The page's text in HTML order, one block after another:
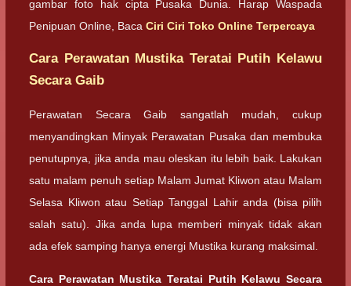
gambar foto hak cipta Pusaka Dunia. Harap Waspada
Penipuan Online, Baca Ciri Ciri Toko Online Terpercaya
Cara Perawatan Mustika Teratai Putih Kelawu
Secara Gaib
Perawatan Secara Gaib sangatlah mudah, cukup
menyandingkan Minyak Perawatan Pusaka dan membuka
penutupnya, jika anda mau oleskan itu lebih baik. Lakukan
satu malam penuh setiap Malam Jumat Kliwon atau Malam
Selasa Kliwon atau Setiap Tanggal Lahir anda (bisa pilih
salah satu). Jika anda lupa memberi minyak tidak akan
ada efek samping hanya energi Mustika kurang maksimal.
Cara Perawatan Mustika Teratai Putih Kelawu Secara